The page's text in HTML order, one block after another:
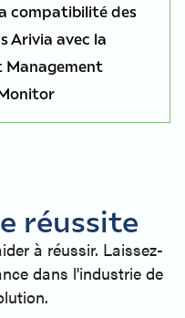
compatibilité des
Arivia avec la
Management
réussite
à réussir. Laissez-
dans l'industrie de